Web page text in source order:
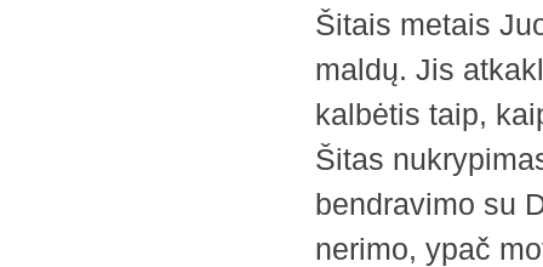
Šitais metais
maldų. Jis
kalbėtis taip,
Šitas
bendravimo su
nerimo, ypač